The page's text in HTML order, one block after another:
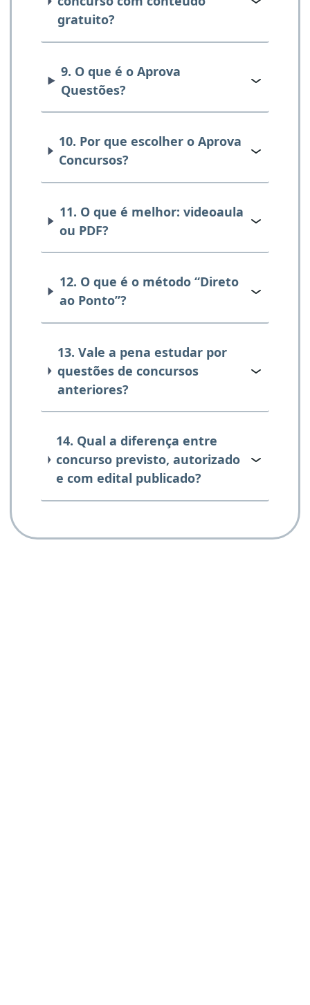
gratuito?
9. O que é o Aprova
Questões?
10. Por que escolher o Aprova
Concursos?
11. O que é melhor: videoaula
ou PDF?
12. O que é o método “Direto
ao Ponto”?
13. Vale a pena estudar por
questões de concursos
anteriores?
14. Qual a diferença entre
concurso previsto, autorizado
e com edital publicado?